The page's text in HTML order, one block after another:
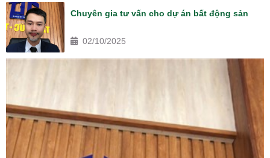
Chuyên gia tư vấn cho dự án bất động sản
02/10/2025